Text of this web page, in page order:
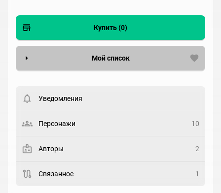
Купить (0)
Мой список
Статус
Рейтинг
Уведомления
Персонажи 10
Авторы 2
Связанное 1